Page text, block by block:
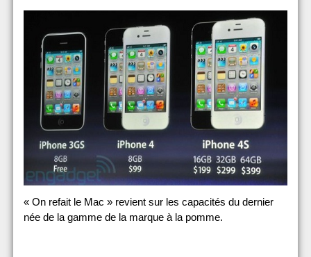
« On refait le Mac » revient sur les capacités du dernier
née de la gamme de la marque à la pomme.